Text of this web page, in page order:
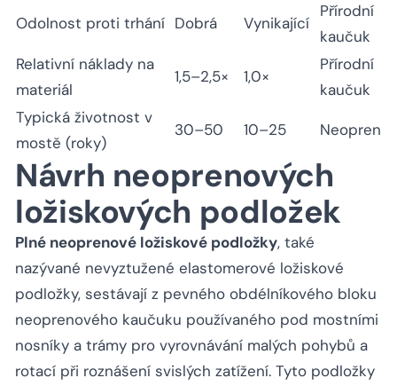
Odolnost proti trhání Dobrá Vynikající
Přírodní
kaučuk
Relativní náklady na
materiál
1,5–2,5× 1,0×
Přírodní
kaučuk
Typická životnost v
mostě (roky)
30–50 10–25 Neopren
Návrh neoprenových
ložiskových podložek
Plné neoprenové ložiskové podložky, také
nazývané nevyztužené elastomerové ložiskové
podložky, sestávají z pevného obdélníkového bloku
neoprenového kaučuku používaného pod mostními
nosníky a trámy pro vyrovnávání malých pohybů a
rotací při roznášení svislých zatížení. Tyto podložky